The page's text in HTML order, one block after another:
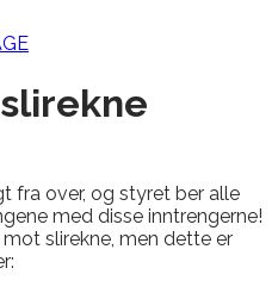
fra over, og styret ber alle
med disse inntrengerne!
slirekne, men dette er